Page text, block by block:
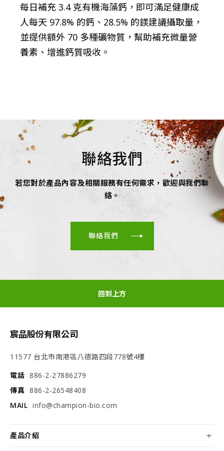
每日補充 3.4 克有機海藻鈣，即可滿足健康成
人每天 97.8% 的鈣、28.5% 的鎂建議攝取量，
並提供額外 70 多種礦物質，幫助補充微量營
養素、增進鈣質吸收。
聯絡我們
若您對於產品內容及相關服務有任何需求，歡迎與我們聯
絡。
聯絡我們
回到上方
宸品股份有限公司
11577 台北市南港區八德路四段778號4樓
電話 886-2-27886279
傳真 886-2-26548408
MAIL info@champion-bio.com
產品介紹